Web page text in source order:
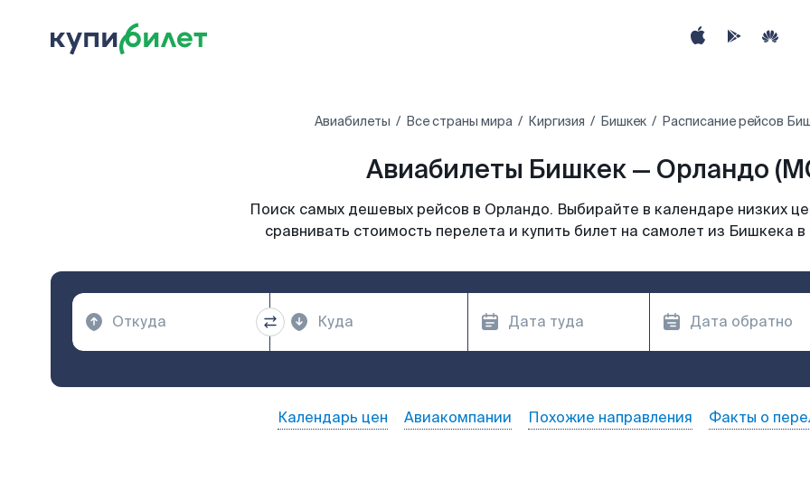
Авиабилеты Все страны мира Киргизия Бишкек Расписание рейсов
Авиабилеты Бишкек — Орландо
Поиск самых дешевых рейсов в Орландо. Выбирайте в календаре низких
сравнивать стоимость перелета и купить билет на самолет из Бишкека
Календарь цен Авиакомпании Похожие направления Факты о